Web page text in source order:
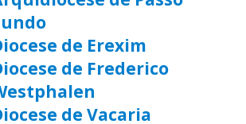
de Erexim
de Frederico
de Vacaria